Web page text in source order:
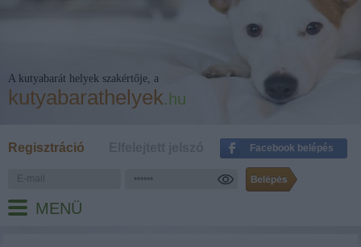
A kutyabarát helyek szakértője, a
kutyabarathelyek.hu
Regisztráció Facebook belépés
MENÜ